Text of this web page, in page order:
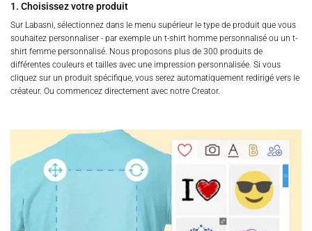
1. Choisissez votre produit
Sur Labasni, sélectionnez dans le menu supérieur le type de produit que vous
souhaitez personnaliser - par exemple un t-shirt homme personnalisé ou un t-
shirt femme personnalisé. Nous proposons plus de 300 produits de
différentes couleurs et tailles avec une impression personnalisée. Si vous
cliquez sur un produit spécifique, vous serez automatiquement redirigé vers le
créateur. Ou commencez directement avec notre Creator.